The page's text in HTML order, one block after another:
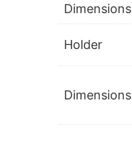
Dimensions
Holder
Dimensions